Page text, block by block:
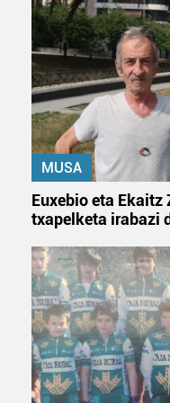
MUSA
Euxebio eta
txapelketa irabazi